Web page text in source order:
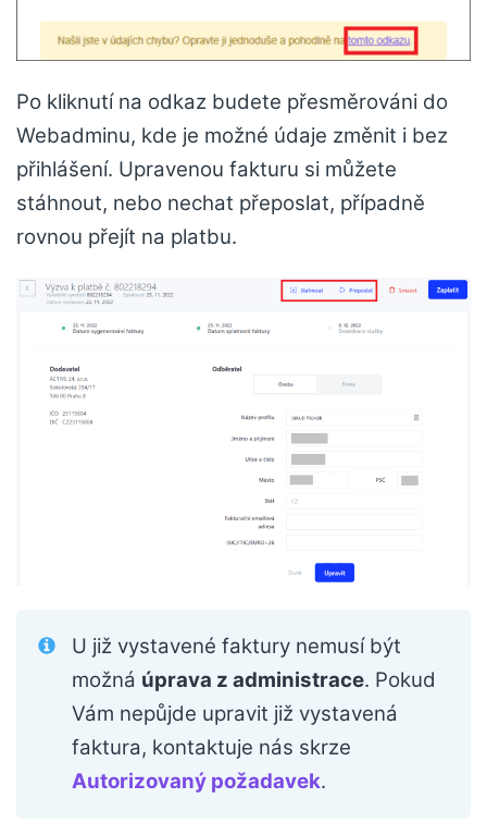
Po kliknutí na odkaz budete přesměrováni do
Webadminu, kde je možné údaje změnit i bez
přihlášení. Upravenou fakturu si můžete
stáhnout, nebo nechat přeposlat, případně
rovnou přejít na platbu.
U již vystavené faktury nemusí být
možná úprava z administrace. Pokud
Vám nepůjde upravit již vystavená
faktura, kontaktuje nás skrze
Autorizovaný požadavek.